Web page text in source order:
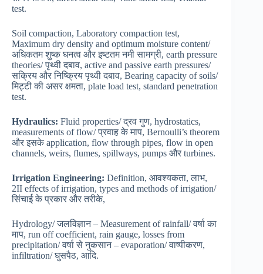
test.
Soil compaction, Laboratory compaction test,
Maximum dry density and optimum moisture content/
अधिकतम शुष्क घनत्व और इष्टतम नमी सामग्री, earth pressure
theories/ पृथ्वी दबाव, active and passive earth pressures/
सक्रिय और निष्क्रिय पृथ्वी दबाव, Bearing capacity of soils/
मिट्टी की असर क्षमता, plate load test, standard penetration
test.
Hydraulics: Fluid properties/ द्रव गुण, hydrostatics,
measurements of flow/ प्रवाह के माप, Bernoulli’s theorem
और इसके application, flow through pipes, flow in open
channels, weirs, flumes, spillways, pumps और turbines.
Irrigation Engineering: Definition, आवश्यकता, लाभ,
2II effects of irrigation, types and methods of irrigation/
सिंचाई के प्रकार और तरीके,
Hydrology/ जलविज्ञान – Measurement of rainfall/ वर्षा का
माप, run off coefficient, rain gauge, losses from
precipitation/ वर्षा से नुकसान – evaporation/ वाष्पीकरण,
infiltration/ घुसपैठ, आदि.